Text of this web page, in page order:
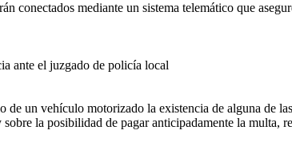
conectados mediante un sistema telemático que
ante el juzgado de policía local
un vehículo motorizado la existencia de alguna de
la posibilidad de pagar anticipadamente la multa,